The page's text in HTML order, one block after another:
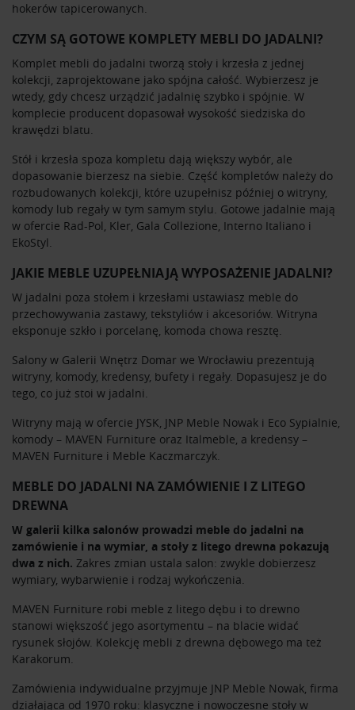
hokerów tapicerowanych.
CZYM SĄ GOTOWE KOMPLETY MEBLI DO JADALNI?
Komplet mebli do jadalni tworzą stoły i krzesła z jednej
kolekcji, zaprojektowane jako spójna całość. Wybierzesz je
wtedy, gdy chcesz urządzić jadalnię szybko i spójnie. W
komplecie producent dopasował wysokość siedziska do
krawędzi blatu.
Stół i krzesła spoza kompletu dają większy wybór, ale
dopasowanie bierzesz na siebie. Część kompletów należy do
rozbudowanych kolekcji, które uzupełnisz później o witryny,
komody lub regały w tym samym stylu. Gotowe jadalnie mają
w ofercie Rad-Pol, Kler, Gala Collezione, Interno Italiano i
EkoStyl.
JAKIE MEBLE UZUPEŁNIAJĄ WYPOSAŻENIE JADALNI?
W jadalni poza stołem i krzesłami ustawiasz meble do
przechowywania zastawy, tekstyliów i akcesoriów. Witryna
eksponuje szkło i porcelanę, komoda chowa resztę.
Salony w Galerii Wnętrz Domar we Wrocławiu prezentują
witryny, komody, kredensy, bufety i regały. Dopasujesz je do
tego, co już stoi w jadalni.
Witryny mają w ofercie JYSK, JNP Meble Nowak i Eco Sypialnie,
komody – MAVEN Furniture oraz Italmeble, a kredensy –
MAVEN Furniture i Meble Kaczmarczyk.
MEBLE DO JADALNI NA ZAMÓWIENIE I Z LITEGO
DREWNA
W galerii kilka salonów prowadzi meble do jadalni na
zamówienie i na wymiar, a stoły z litego drewna pokazują
dwa z nich. Zakres zmian ustala salon: zwykle dobierzesz
wymiary, wybarwienie i rodzaj wykończenia.
MAVEN Furniture robi meble z litego dębu i to drewno
stanowi większość jego asortymentu – na blacie widać
rysunek słojów. Kolekcję mebli z drewna dębowego ma też
Karakorum.
Zamówienia indywidualne przyjmuje JNP Meble Nowak, firma
działająca od 1970 roku: klasyczne i nowoczesne stoły w